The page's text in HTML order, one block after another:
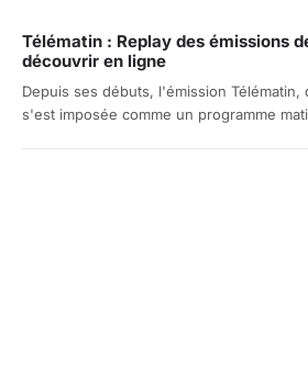
Télématin : Replay des émissions
découvrir en ligne
Depuis ses débuts, l'émission
s'est imposée comme un programme